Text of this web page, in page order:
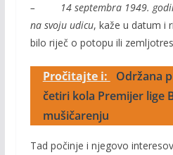
– 14 septembra 1949.
na svoju udicu, kaže u datum i
bilo riječ o potopu ili
Pročitajte i:
Održana
četiri kola Premijer lige
mušičarenju
Tad počinje i njegovo